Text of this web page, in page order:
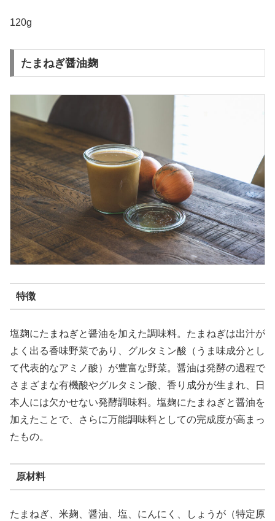
120g
たまねぎ醤油麹
特徴
塩麹にたまねぎと醤油を加えた調味料。たまねぎは出汁が
よく出る香味野菜であり、グルタミン酸（うま味成分とし
て代表的なアミノ酸）が豊富な野菜。醤油は発酵の過程で
さまざまな有機酸やグルタミン酸、香り成分が生まれ、日
本人には欠かせない発酵調味料。塩麹にたまねぎと醤油を
加えたことで、さらに万能調味料としての完成度が高まっ
たもの。
原材料
たまねぎ、米麹、醤油、塩、にんにく、しょうが（特定原